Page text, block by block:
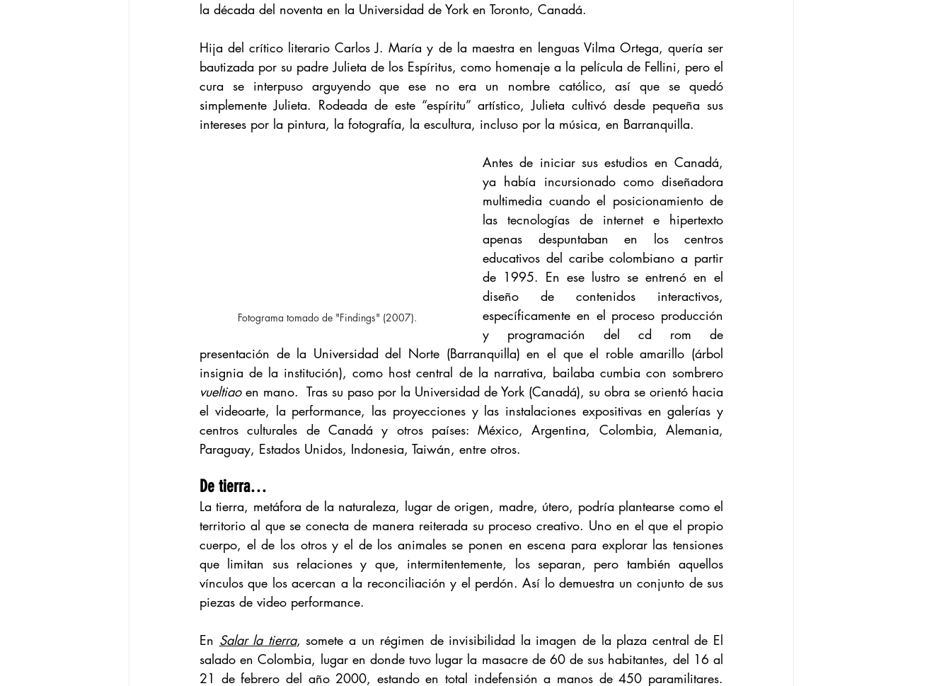
la década del noventa en la Universidad de York en Toronto, Canadá.
Hija del crítico literario Carlos J. María y de la maestra en lenguas Vilma Ortega, quería ser
bautizada por su padre Julieta de los Espíritus, como homenaje a la película de Fellini, pero el
cura se interpuso arguyendo que ese no era un nombre católico, así que se quedó
simplemente Julieta. Rodeada de este “espíritu” artístico, Julieta cultivó desde pequeña sus
intereses por la pintura, la fotografía, la escultura, incluso por la música, en Barranquilla.
Fotograma tomado de "Findings" (2007).
Antes de iniciar sus estudios en Canadá,
ya había incursionado como diseñadora
multimedia cuando el posicionamiento de
las tecnologías de internet e hipertexto
apenas despuntaban en los centros
educativos del caribe colombiano a partir
de 1995. En ese lustro se entrenó en el
diseño de contenidos interactivos,
específicamente en el proceso producción
y programación del cd rom de
presentación de la Universidad del Norte (Barranquilla) en el que el roble amarillo (árbol
vueltiao en mano.  Tras su paso por la Universidad de York (Canadá), su obra se orientó hacia
el videoarte, la performance, las proyecciones y las instalaciones expositivas en galerías y
centros culturales de Canadá y otros países: México, Argentina, Colombia, Alemania,
Paraguay, Estados Unidos, Indonesia, Taiwán, entre otros.
De tierra…
La tierra, metáfora de la naturaleza, lugar de origen, madre, útero, podría plantearse como el
territorio al que se conecta de manera reiterada su proceso creativo. Uno en el que el propio
cuerpo, el de los otros y el de los animales se ponen en escena para explorar las tensiones
que limitan sus relaciones y que, intermitentemente, los separan, pero también aquellos
vínculos que los acercan a la reconciliación y el perdón. Así lo demuestra un conjunto de sus
piezas de video performance.
En Salar la tierra, somete a un régimen de invisibilidad la imagen de la plaza central de El
salado en Colombia, lugar en donde tuvo lugar la masacre de 60 de sus habitantes, del 16 al
21 de febrero del año 2000, estando en total indefensión a manos de 450 paramilitares.